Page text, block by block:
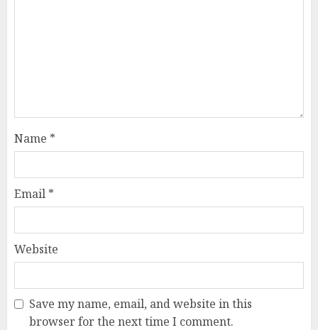
Name *
Email *
Website
Save my name, email, and website in this
browser for the next time I comment.